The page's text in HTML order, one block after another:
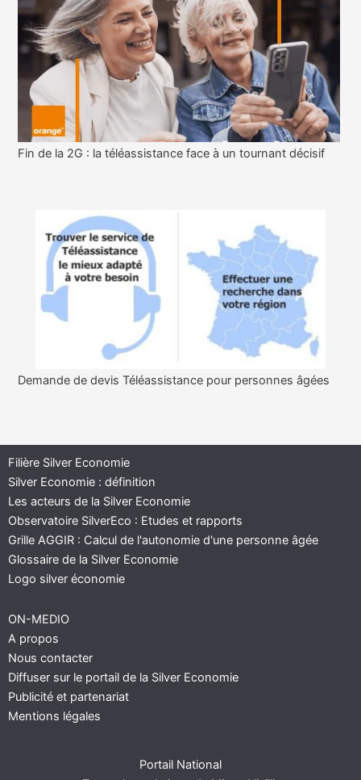
Fin de la 2G : la téléassistance face à un tournant décisif
Demande de devis Téléassistance pour personnes âgées
Filière Silver Economie
Silver Economie : définition
Les acteurs de la Silver Economie
Observatoire SilverEco : Etudes et rapports
Grille AGGIR : Calcul de l'autonomie d'une personne âgée
Glossaire de la Silver Economie
Logo silver économie
ON-MEDIO
A propos
Nous contacter
Diffuser sur le portail de la Silver Economie
Publicité et partenariat
Mentions légales
Portail National